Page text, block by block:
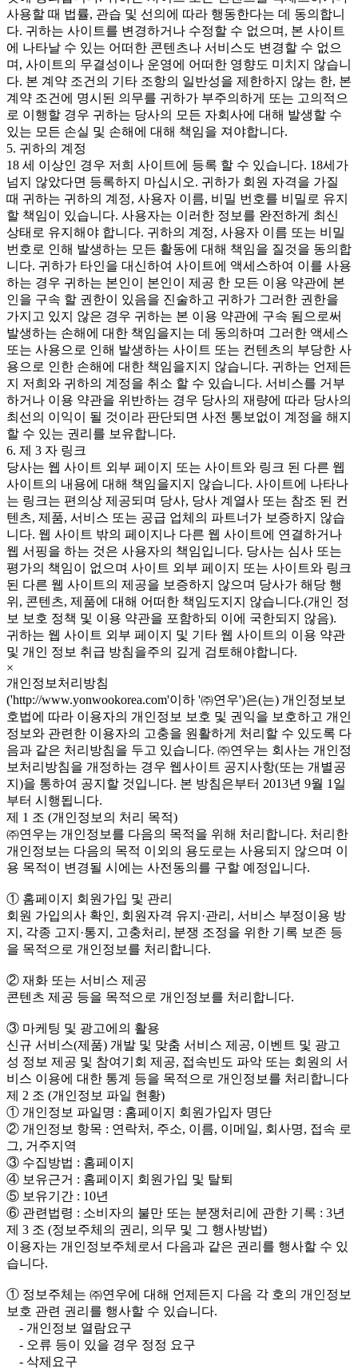
사용할 때 법률, 관습 및 선의에 따라 행동한다는 데 동의합니
다. 귀하는 사이트를 변경하거나 수정할 수 없으며, 본 사이트
에 나타날 수 있는 어떠한 콘텐츠나 서비스도 변경할 수 없으
며, 사이트의 무결성이나 운영에 어떠한 영향도 미치지 않습니
다. 본 계약 조건의 기타 조항의 일반성을 제한하지 않는 한, 본
계약 조건에 명시된 의무를 귀하가 부주의하게 또는 고의적으
로 이행할 경우 귀하는 당사의 모든 자회사에 대해 발생할 수
있는 모든 손실 및 손해에 대해 책임을 져야합니다.
5. 귀하의 계정
18 세 이상인 경우 저희 사이트에 등록 할 수 있습니다. 18세가
넘지 않았다면 등록하지 마십시오. 귀하가 회원 자격을 가질
때 귀하는 귀하의 계정, 사용자 이름, 비밀 번호를 비밀로 유지
할 책임이 있습니다. 사용자는 이러한 정보를 완전하게 최신
상태로 유지해야 합니다. 귀하의 계정, 사용자 이름 또는 비밀
번호로 인해 발생하는 모든 활동에 대해 책임을 질것을 동의합
니다. 귀하가 타인을 대신하여 사이트에 액세스하여 이를 사용
하는 경우 귀하는 본인이 본인이 제공 한 모든 이용 약관에 본
인을 구속 할 권한이 있음을 진술하고 귀하가 그러한 권한을
가지고 있지 않은 경우 귀하는 본 이용 약관에 구속 됨으로써
발생하는 손해에 대한 책임을지는 데 동의하며 그러한 액세스
또는 사용으로 인해 발생하는 사이트 또는 컨텐츠의 부당한 사
용으로 인한 손해에 대한 책임을지지 않습니다. 귀하는 언제든
지 저희와 귀하의 계정을 취소 할 수 있습니다. 서비스를 거부
하거나 이용 약관을 위반하는 경우 당사의 재량에 따라 당사의
최선의 이익이 될 것이라 판단되면 사전 통보없이 계정을 해지
할 수 있는 권리를 보유합니다.
6. 제 3 자 링크
당사는 웹 사이트 외부 페이지 또는 사이트와 링크 된 다른 웹
사이트의 내용에 대해 책임을지지 않습니다. 사이트에 나타나
는 링크는 편의상 제공되며 당사, 당사 계열사 또는 참조 된 컨
텐츠, 제품, 서비스 또는 공급 업체의 파트너가 보증하지 않습
니다. 웹 사이트 밖의 페이지나 다른 웹 사이트에 연결하거나
웹 서핑을 하는 것은 사용자의 책임입니다. 당사는 심사 또는
평가의 책임이 없으며 사이트 외부 페이지 또는 사이트와 링크
된 다른 웹 사이트의 제공을 보증하지 않으며 당사가 해당 행
위, 콘텐츠, 제품에 대해 어떠한 책임도지지 않습니다.(개인 정
보 보호 정책 및 이용 약관을 포함하되 이에 국한되지 않음).
귀하는 웹 사이트 외부 페이지 및 기타 웹 사이트의 이용 약관
및 개인 정보 취급 방침을주의 깊게 검토해야합니다.
×
개인정보처리방침
('http://www.yonwookorea.com'이하 '㈜연우')은(는) 개인정보보
호법에 따라 이용자의 개인정보 보호 및 권익을 보호하고 개인
정보와 관련한 이용자의 고충을 원활하게 처리할 수 있도록 다
음과 같은 처리방침을 두고 있습니다. ㈜연우는 회사는 개인정
보처리방침을 개정하는 경우 웹사이트 공지사항(또는 개별공
지)을 통하여 공지할 것입니다. 본 방침은부터 2013년 9월 1일
부터 시행됩니다.
제 1 조 (개인정보의 처리 목적)
㈜연우는 개인정보를 다음의 목적을 위해 처리합니다. 처리한
개인정보는 다음의 목적 이외의 용도로는 사용되지 않으며 이
용 목적이 변경될 시에는 사전동의를 구할 예정입니다.
① 홈페이지 회원가입 및 관리
회원 가입의사 확인, 회원자격 유지·관리, 서비스 부정이용 방
지, 각종 고지·통지, 고충처리, 분쟁 조정을 위한 기록 보존 등
을 목적으로 개인정보를 처리합니다.
② 재화 또는 서비스 제공
콘텐츠 제공 등을 목적으로 개인정보를 처리합니다.
③ 마케팅 및 광고에의 활용
신규 서비스(제품) 개발 및 맞춤 서비스 제공, 이벤트 및 광고
성 정보 제공 및 참여기회 제공, 접속빈도 파악 또는 회원의 서
비스 이용에 대한 통계 등을 목적으로 개인정보를 처리합니다
제 2 조 (개인정보 파일 현황)
① 개인정보 파일명 : 홈페이지 회원가입자 명단
② 개인정보 항목 : 연락처, 주소, 이름, 이메일, 회사명, 접속 로
그, 거주지역
③ 수집방법 : 홈페이지
④ 보유근거 : 홈페이지 회원가입 및 탈퇴
⑤ 보유기간 : 10년
⑥ 관련법령 : 소비자의 불만 또는 분쟁처리에 관한 기록 : 3년
제 3 조 (정보주체의 권리, 의무 및 그 행사방법)
이용자는 개인정보주체로서 다음과 같은 권리를 행사할 수 있
습니다.
① 정보주체는 ㈜연우에 대해 언제든지 다음 각 호의 개인정보
보호 관련 권리를 행사할 수 있습니다.
- 개인정보 열람요구
- 오류 등이 있을 경우 정정 요구
- 삭제요구